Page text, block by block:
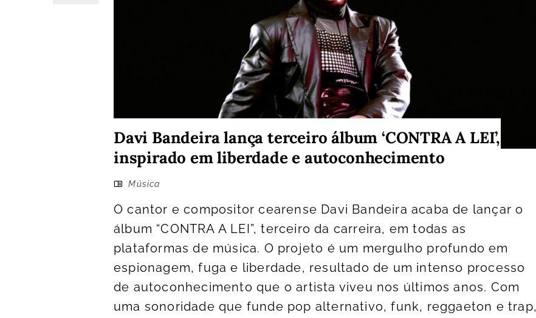
Davi Bandeira lança terceiro álbum ‘CONTRA A LEI’,
inspirado em liberdade e autoconhecimento
Música
O cantor e compositor cearense Davi Bandeira acaba de lançar o
álbum “CONTRA A LEI”, terceiro da carreira, em todas as
plataformas de música. O projeto é um mergulho profundo em
espionagem, fuga e liberdade, resultado de um intenso processo
de autoconhecimento que o artista viveu nos últimos anos. Com
uma sonoridade que funde pop alternativo, funk, reggaeton e trap,